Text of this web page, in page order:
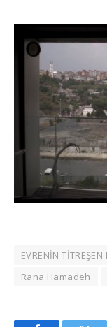
EVRENİN TİTREŞEN
Rana Hamadeh